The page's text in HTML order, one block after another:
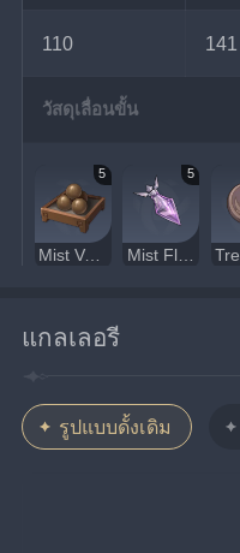
110 141
วัสดุเลื่อนขั้น
5
Mist Veiled Lead Elixir
5
Mist Flower Pollen
แกลเลอรี
รูปแบบดั้งเดิม